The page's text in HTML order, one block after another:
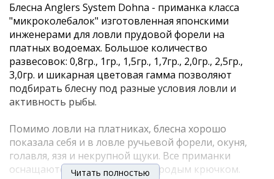
Блесна Anglers System Dohna - приманка класса
"микроколебалок" изготовленная японскими
инженерами для ловли прудовой форели на
платных водоемах. Большое количество
развесовок: 0,8гр., 1гр., 1,5гр., 1,7гр., 2,0гр., 2,5гр.,
3,0гр. и шикарная цветовая гамма позволяют
подбирать блесну под разные условия ловли и
активность рыбы.
Помимо ловли на платниках, блесна хорошо
показала себя и в ловле ручьевой форели, окуня,
голавля, язя и некрупной щуки. Все приманки
оснащаются одинарным безбородым крючком.
Читать полностью